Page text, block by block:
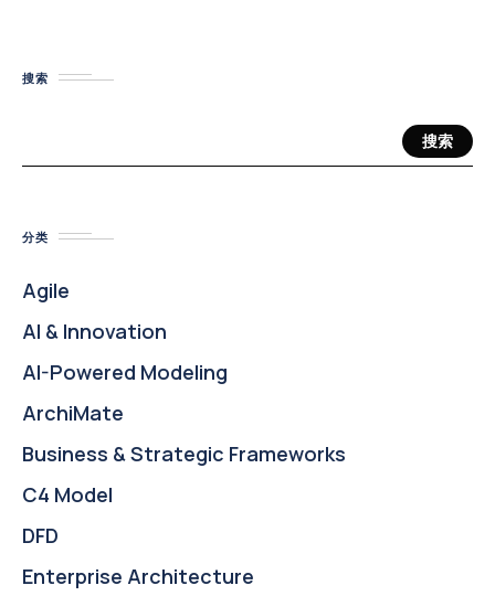
搜索
搜索
分类
Agile
AI & Innovation
AI-Powered Modeling
ArchiMate
Business & Strategic Frameworks
C4 Model
DFD
Enterprise Architecture